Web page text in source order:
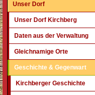
Unser Dorf
Unser Dorf Kirchberg
Daten aus der Verwaltung
Gleichnamige Orte
Geschichte & Gegenwart
Kirchberger Geschichte